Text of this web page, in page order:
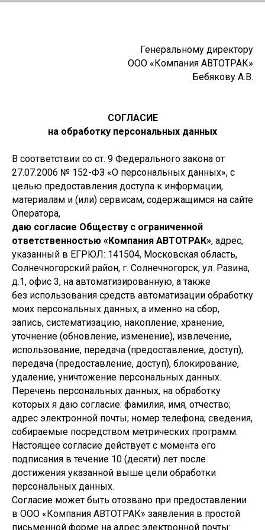
Генеральному директору
ООО «Компания АВТОТРАК»
Бебякову А.В.
СОГЛАСИЕ
на обработку персональных данных
В соответствии со ст. 9 Федерального закона от
27.07.2006 № 152-ФЗ «О персональных данных», с
целью предоставления доступа к информации,
материалам и (или) сервисам, содержащимся на сайте
Оператора,
даю согласие Обществу с ограниченной
ответственностью «Компания АВТОТРАК», адрес,
указанный в ЕГРЮЛ: 141504, Московская область,
Солнечногорский район, г. Солнечногорск, ул. Разина,
д.1, офис 3, на автоматизированную, а также
без использования средств автоматизации обработку
моих персональных данных, а именно на сбор,
запись, систематизацию, накопление, хранение,
уточнение (обновление, изменение), извлечение,
использование, передача (предоставление, доступ),
передача (предоставление, доступ), блокирование,
удаление, уничтожение персональных данных.
Перечень персональных данных, на обработку
которых я даю согласие: фамилия, имя, отчество;
адрес электронной почты; номер телефона; сведения,
собираемые посредством метрических программ.
Настоящее согласие действует с момента его
подписания в течение 10 (десяти) лет после
достижения указанной выше цели обработки
персональных данных.
Согласие может быть отозвано при предоставлении
в ООО «Компания АВТОТРАК» заявления в простой
письменной форме на адрес электронной почты: